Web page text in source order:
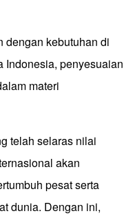
dengan kebutuhan di
Indonesia, penyesuaian
materi
telah selaras nilai
akan
pesat serta
dunia. Dengan ini,